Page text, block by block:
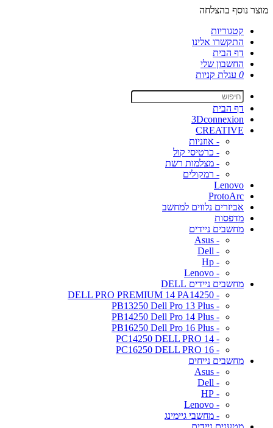
מוצר נוסף בהצלחה
קטגוריות
התקשרו אלינו
דף הבית
החשבון שלי
0 עגלת קניות
דף הבית
3Dconnexion
CREATIVE
- אוזניות
- כרטיסי קול
- מצלמות רשת
- רמקולים
Lenovo
ProtoArc
אביזרים נלווים למחשב
מדפסות
מחשבים ניידים
- Asus
- Dell
- Hp
- Lenovo
מחשבים ניידים DELL
- DELL PRO PREMIUM 14 PA14250
- PB13250 Dell Pro 13 Plus
- PB14250 Dell Pro 14 Plus
- PB16250 Dell Pro 16 Plus
- PC14250 DELL PRO 14
- PC16250 DELL PRO 16
מחשבים נייחים
- Asus
- Dell
- HP
- Lenovo
- מחשבי גיימינג